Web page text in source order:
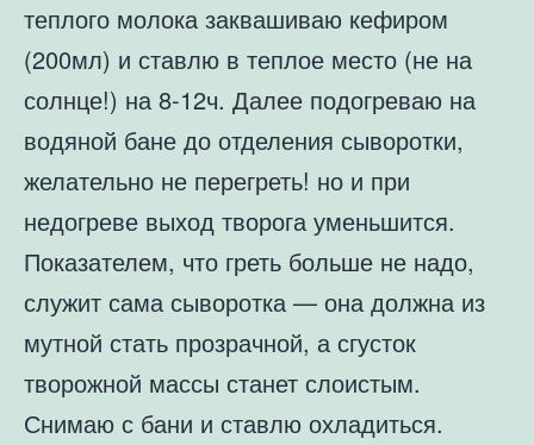
теплого молока заквашиваю кефиром
(200мл) и ставлю в теплое место (не на
солнце!) на 8-12ч. Далее подогреваю на
водяной бане до отделения сыворотки,
желательно не перегреть! но и при
недогреве выход творога уменьшится.
Показателем, что греть больше не надо,
служит сама сыворотка — она должна из
мутной стать прозрачной, а сгусток
творожной массы станет слоистым.
Снимаю с бани и ставлю охладиться.